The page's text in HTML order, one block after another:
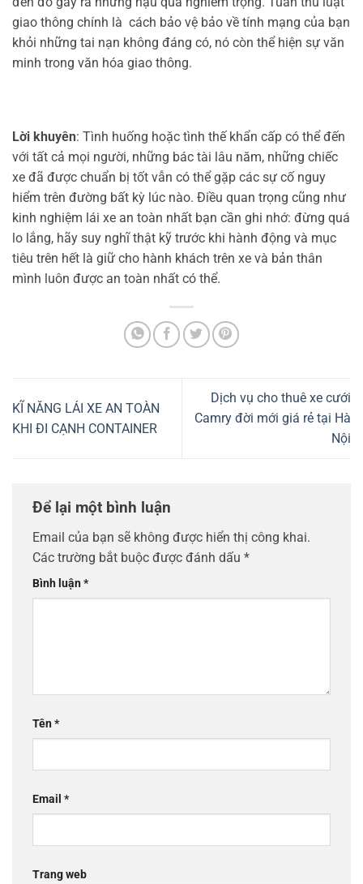
giao thông chính là cách bảo vệ bảo về tính mạng của bạn
khỏi những tai nạn không đáng có, nó còn thể hiện sự văn
minh trong văn hóa giao thông.
Lời khuyên: Tình huống hoặc tình thế khẩn cấp có thể đến
với tất cả mọi người, những bác tài lâu năm, những chiếc
xe đã được chuẩn bị tốt vẫn có thể gặp các sự cố nguy
hiểm trên đường bất kỳ lúc nào. Điều quan trọng cũng như
kinh nghiệm lái xe an toàn nhất bạn cần ghi nhớ: đừng quá
lo lắng, hãy suy nghĩ thật kỹ trước khi hành động và mục
tiêu trên hết là giữ cho hành khách trên xe và bản thân
mình luôn được an toàn nhất có thể.
KĨ NĂNG LÁI XE AN TOÀN
KHI ĐI CẠNH CONTAINER
Dịch vụ cho thuê xe cưới
Camry đời mới giá rẻ tại Hà
Nội
Để lại một bình luận
Email của bạn sẽ không được hiển thị công khai.
Các trường bắt buộc được đánh dấu *
Bình luận*
Tên*
Email *
Trang web